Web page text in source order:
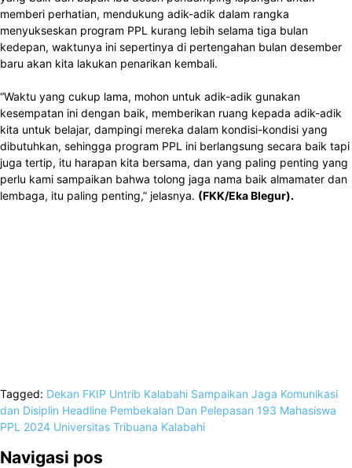
memberi perhatian, mendukung adik-adik dalam rangka
menyukseskan program PPL kurang lebih selama tiga bulan
kedepan, waktunya ini sepertinya di pertengahan bulan desember
baru akan kita lakukan penarikan kembali.
“Waktu yang cukup lama, mohon untuk adik-adik gunakan
kesempatan ini dengan baik, memberikan ruang kepada adik-adik
kita untuk belajar, dampingi mereka dalam kondisi-kondisi yang
dibutuhkan, sehingga program PPL ini berlangsung secara baik tapi
juga tertip, itu harapan kita bersama, dan yang paling penting yang
perlu kami sampaikan bahwa tolong jaga nama baik almamater dan
lembaga, itu paling penting,” jelasnya. (FKK/Eka Blegur).
Tagged: Dekan FKIP Untrib Kalabahi Sampaikan Jaga Komunikasi
dan Disiplin Headline Pembekalan Dan Pelepasan 193 Mahasiswa
PPL 2024 Universitas Tribuana Kalabahi
Navigasi pos